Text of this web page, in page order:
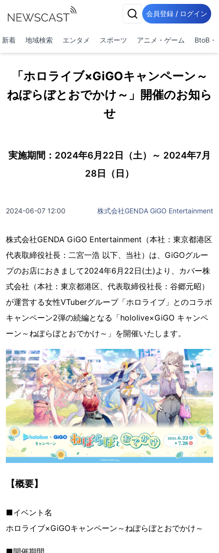
会員登録 / ログイン
新着 地域検索 エンタメ スポーツ アニメ・ゲーム BtoB・
「ホロライブ×GiGOキャンペーン～
ねぽらぼとおでかけ～」開催のお知ら
せ
実施期間：2024年6月22日（土）～ 2024年7月
28日（日）
2024-06-07 12:00 株式会社GENDA GiGO Entertainment
株式会社GENDA GiGO Entertainment（本社：東京都港区
代表取締役社長：二宮一浩 以下、当社）は、GiGOグルー
プのお店におきまして2024年6月22日(土)より、カバー株
式会社（本社：東京都港区、代表取締役社長：谷郷元昭）
が運営する女性VTuberグループ「ホロライブ」とのコラボ
キャンペーン2弾の続編となる「hololive×GiGO キャンペ
ーン～ねぽらぼとおでかけ～」を開催いたします。
【概要】
■イベント名
ホロライブ×GiGOキャンペーン～ねぽらぼとおでかけ～